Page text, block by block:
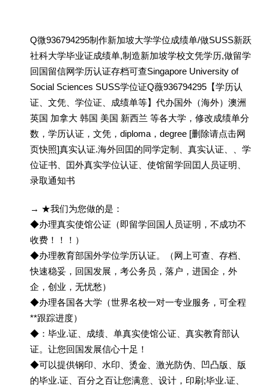
Q微936794295制作新加坡大学学位成绩单/做SUSS新跃
社科大学毕业证成绩单,制造新加坡学校文凭学历,做留学
回国留信网学历认证存档可查Singapore University of
Social Sciences SUSS学位证Q薇936794295【学历认
证、文凭、学位证、成绩单等】代办国外（海外）澳洲
英国 加拿大 韩国 美国 新西兰 等各大学，修改成绩单分
数，学历认证，文凭，diploma，degree [删除请点击网
页快照]真实认证.海外回囯的同学定制、真实认证、、学
位证书、囯外真实学位认证、使馆留学回囯人员证明、
录取通知书
→ ★我们为您做的是：
◆办理真实使馆公证（即留学回国人员证明，不成功不
收费！！！）
◆办理教育部国外学位学历认证。（网上可查、存档、
快速稳妥，回国发展，考公务员，落户，进国企，外
企，创业，无忧愁）
◆办理各国各大学（世界名校一对一专业服务，可全程
**跟踪进度）
◆：毕业.证、成绩、单真实使馆公证、真实教育部认
证。让您回国发展信心十足！
◆可以提供钢印、水印、烫金、激光防伪、凹凸版、版
的毕业.证、百分之百让您满意、设计，印刷;毕业.证、